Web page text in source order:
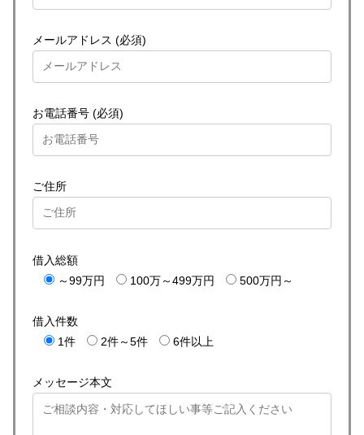
メールアドレス (必須)
お電話番号 (必須)
ご住所
借入総額
～99万円
100万～499万円 500万円～
借入件数
1件
2件～5件 6件以上
メッセージ本文